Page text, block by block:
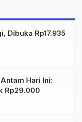
Dibuka Rp17.935
Hari Ini:
Rp29.000